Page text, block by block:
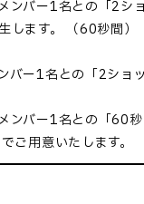
ンバー1名との「2
します。 （60秒間）
バー1名との「2ショ
ンバー1名との「60
ご用意いたします。